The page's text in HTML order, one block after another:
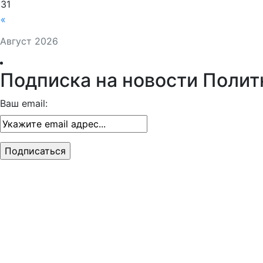
Август 2026
«
31
Подписка на новости
Ваш email: